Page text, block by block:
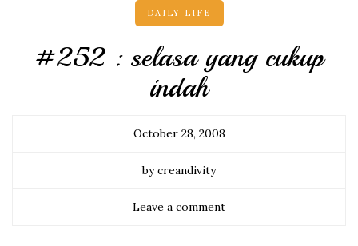
DAILY LIFE
#252 : selasa yang cukup
indah
October 28, 2008
by creandivity
Leave a comment